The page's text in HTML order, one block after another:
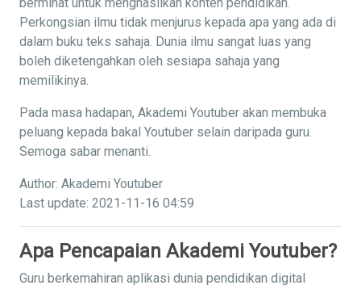
Perkongsian ilmu tidak menjurus kepada apa yang ada di
dalam buku teks sahaja. Dunia ilmu sangat luas yang
boleh diketengahkan oleh sesiapa sahaja yang
memilikinya.
Pada masa hadapan, Akademi Youtuber akan membuka
peluang kepada bakal Youtuber selain daripada guru.
Semoga sabar menanti.
Author: Akademi Youtuber
Last update: 2021-11-16 04:59
Apa Pencapaian Akademi Youtuber?
Guru berkemahiran aplikasi dunia pendidikan digital